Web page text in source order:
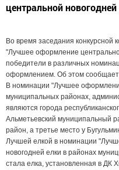
центральной новогодней
Во время заседания конкурсной
"Лучшее оформление
победители в различных
оформлением. Об этом сообщает
В номинации "Лучшее
муниципальных районах,
являются города
Альметьевский муниципальный
район, а третье место у
Лучшей елкой в номинации
новогодней елки в районах
стала елка, установленная в ДК